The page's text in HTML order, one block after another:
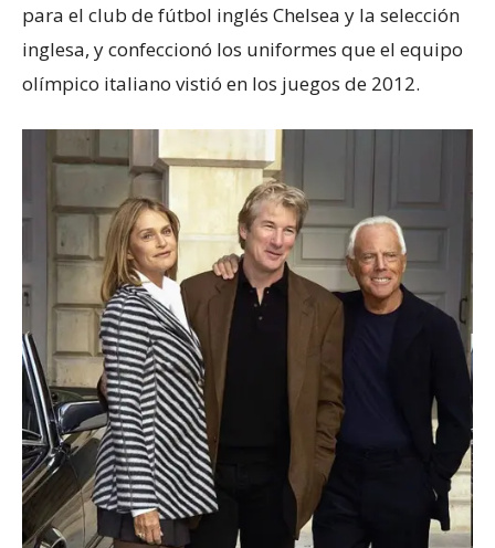
para el club de fútbol inglés Chelsea y la selección
inglesa, y confeccionó los uniformes que el equipo
olímpico italiano vistió en los juegos de 2012.